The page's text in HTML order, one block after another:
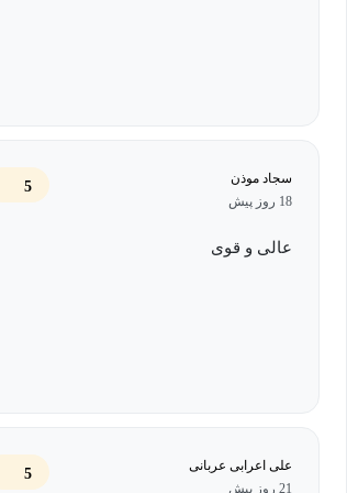
سجاد موذن
18 روز پیش
5
عالی و قوی
علی اعرابی عربانی
21 روز پیش
5